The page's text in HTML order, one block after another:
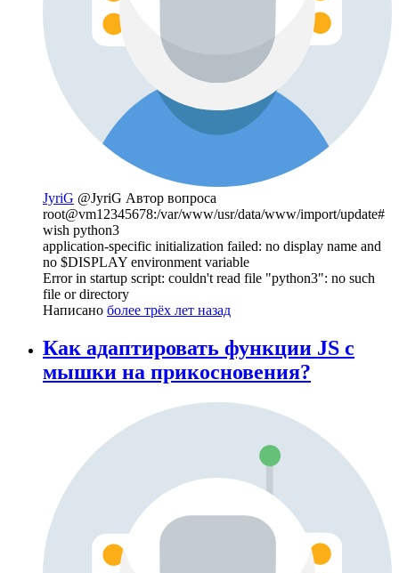
JyriG @JyriG Автор вопроса
root@vm12345678:/var/www/usr/data/www/import/update#
wish python3
application-specific initialization failed: no display name and
no $DISPLAY environment variable
Error in startup script: couldn't read file "python3": no such
file or directory
Написано более трёх лет назад
Как адаптировать функции JS с
мышки на прикосновения?